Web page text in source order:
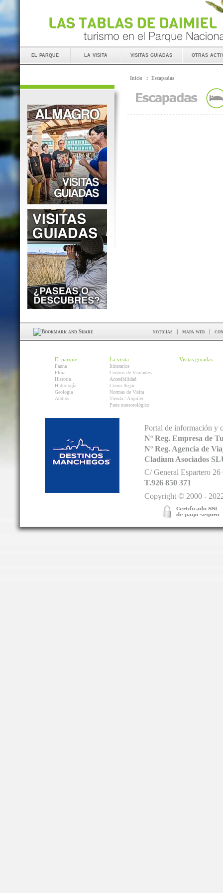
el parque la visita visitas guiadas otras
Inicio :: Escapadas
noticias | mapa web |
El parque
Fauna
Flora
Historia
Hidrología
Geología
Audios
La visita
Itinerarios
Centros de Visitantes
Accesibilidad
Como llegar
Normas de Visita
Tienda / Alquiler
Parte meteorológico
Visitas guiadas
Portal de información y
Nº Reg. Empresa de
Nº Reg. Agencia de
Cladium Asociados
C/ General Espartero
T.926 850 371
Copyright © 2000 -